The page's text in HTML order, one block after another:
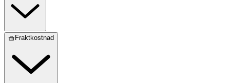
🧺Fraktkostnad